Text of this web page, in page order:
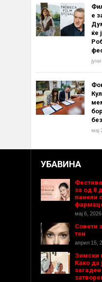
е
ќе
мај
УБАВИНА
за од 8
панели
мај 6, 2026
Совети
тен
април 15,
Зимски
Како да